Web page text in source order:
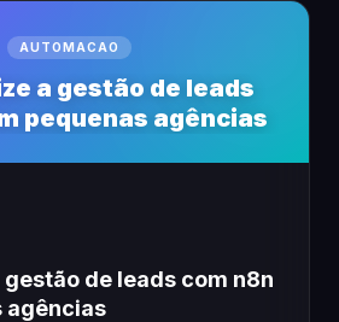
AUTOMACAO
a gestão de leads
pequenas agências
de leads com n8n
agências